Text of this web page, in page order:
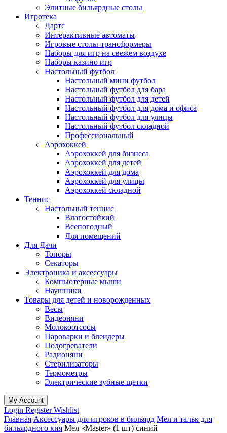
Элитные бильярдные столы
Игротека
Дартс
Интерактивные автоматы
Игровые столы-трансформеры
Наборы для игр на свежем воздухе
Наборы казино игр
Настольный футбол
Настольный мини футбол
Настольный футбол для бара
Настольный футбол для детей
Настольный футбол для дома и офиса
Настольный футбол для улицы
Настольный футбол складной
Профессиональный
Аэрохоккей
Аэрохоккей для бизнеса
Аэрохоккей для детей
Аэрохоккей для дома
Аэрохоккей для улицы
Аэрохоккей складной
Теннис
Настольный теннис
Влагостойкий
Всепогодный
Для помещений
Для Дачи
Топоры
Секаторы
Электроника и аксессуары
Компьютерные мыши
Наушники
Товары для детей и новорожденных
Весы
Видеоняни
Молокоотсосы
Пароварки и блендеры
Подогреватели
Радионяни
Стерилизаторы
Термометры
Электрические зубные щетки
My Account
Login RegisterWishlist
Главная Аксессуары для игроков в бильярд Мел и тальк для
бильярдного кия Мел «Master» (1 шт) синий